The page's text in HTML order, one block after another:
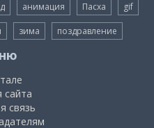
анимация Пасха gif
зима поздравление
сайта
связь